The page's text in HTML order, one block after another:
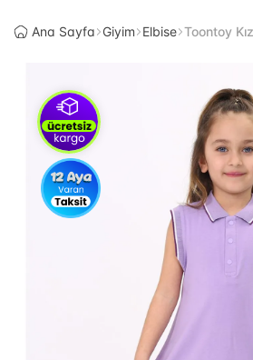
Ana Sayfa Giyim Elbise Toontoy